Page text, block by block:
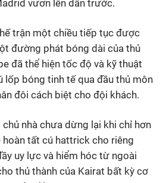
vươn lên dẫn trước.
trận một chiều tiếp tục được
đường phát bóng dài của thủ
đã thể hiện tốc độ và kỹ thuật
lốp bóng tinh tế qua đầu thủ môn
đôi cách biệt cho đội khách.
nhà chưa dừng lại khi chỉ hơn
tất cú hattrick cho riêng
uy lực và hiểm hóc từ ngoài
thủ thành của Kairat bất kỳ cơ